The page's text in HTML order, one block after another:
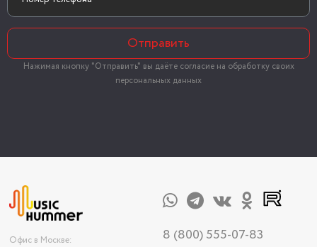
Отправить
Нажимая кнопку "Отправить" вы даёте согласие на обработку своих
персональных данных
Офис в Москве:
8 (800) 555-07-83